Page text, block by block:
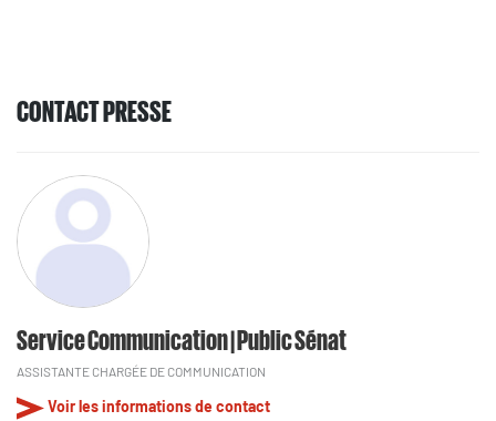
CONTACT PRESSE
Service Communication | Public Sénat
ASSISTANTE CHARGÉE DE COMMUNICATION
Voir les informations de contact